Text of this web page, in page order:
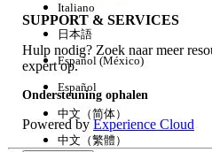
SUPPORT & SERVICES
Hulp nodig? Zoek naar meer
expert op.
Ondersteuning ophalen
Powered byExperience Cloud
Italiano
日本語
Español (México)
Español
中文（简体）
中文（繁體）